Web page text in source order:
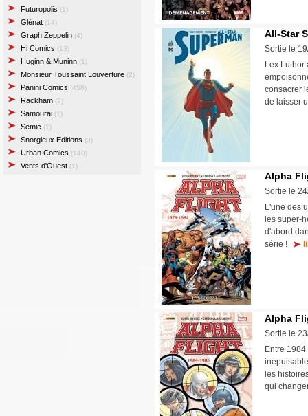
Futuropolis (1)
Glénat (14)
Graph Zeppelin (4)
Hi Comics (13)
Huginn & Muninn (1)
Monsieur Toussaint Louverture (2)
Panini Comics (458)
Rackham (2)
Samourai (1)
Semic (1)
Snorgleux Editions (3)
Urban Comics (140)
Vents d'Ouest (1)
All-Star
Sortie le
Lex Luthor
consacrer
de laisser
Alpha
Sortie le
L'une des
les super-
d'abord
série !
Alpha
Sortie le
Entre
les
qui